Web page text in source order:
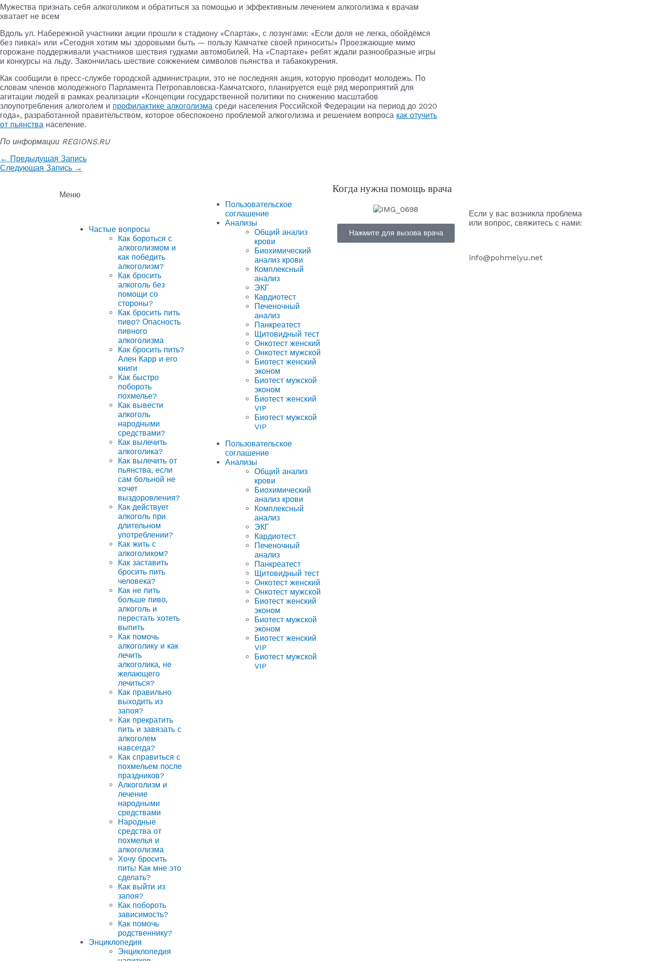
Мужества признать себя алкоголиком и обратиться за помощью и эффективным лечением алкоголизма к врачам
хватает не всем
Вдоль ул. Набережной участники акции прошли к стадиону «Спартак», с лозунгами: «Если доля не легка, обойдёмся
без пивка!» или «Сегодня хотим мы здоровыми быть — пользу Камчатке своей приносить!» Проезжающие мимо
горожане поддерживали участников шествия гудками автомобилей. На «Спартаке» ребят ждали разнообразные игры
и конкурсы на льду. Закончилась шествие сожжением символов пьянства и табакокурения.
Как сообщили в пресс-службе городской администрации, это не последняя акция, которую проводит молодежь. По
словам членов молодежного Парламента Петропавловска-Камчатского, планируется ещё ряд мероприятий для
агитации людей в рамках реализации «Концепции государственной политики по снижению масштабов
злоупотребления алкоголем и профилактике алкоголизма среди населения Российской Федерации на период до 2020
года», разработанной правительством, которое обеспокоено проблемой алкоголизма и решением вопроса как отучить
от пьянства население.
По информации REGIONS.RU
← Предыдущая Запись
Следующая Запись →
Меню
Частые вопросы
Как бороться с
алкоголизмом и
как победить
алкоголизм?
Как бросить
алкоголь без
помощи со
стороны?
Как бросить пить
пиво? Опасность
пивного
алкоголизма
Как бросить пить?
Ален Карр и его
книги
Как быстро
побороть
похмелье?
Как вывести
алкоголь
народными
средствами?
Как вылечить
алкоголика?
Как вылечить от
пьянства, если
сам больной не
хочет
выздоровления?
Как действует
алкоголь при
длительном
употреблении?
Как жить с
алкоголиком?
Как заставить
бросить пить
человека?
Как не пить
больше пиво,
алкоголь и
перестать хотеть
выпить
Как помочь
алкоголику и как
лечить
алкоголика, не
желающего
лечиться?
Как правильно
выходить из
запоя?
Как прекратить
пить и завязать с
алкоголем
навсегда?
Как справиться с
похмельем после
праздников?
Алкоголизм и
лечение
народными
средствами
Народные
средства от
похмелья и
алкоголизма
Хочу бросить
пить! Как мне это
сделать?
Как выйти из
запоя?
Как побороть
зависимость?
Как помочь
родственнику?
Энциклопедия
Энциклопедия
Пользовательское
соглашение
Анализы
Общий анализ
крови
Биохимический
анализ крови
Комплексный
анализ
ЭКГ
Кардиотест
Печеночный
анализ
Панкреатест
Щитовидный тест
Онкотест женский
Онкотест мужской
Биотест женский
эконом
Биотест мужской
эконом
Биотест женский
VIP
Биотест мужской
VIP
Пользовательское
соглашение
Анализы
Общий анализ
крови
Биохимический
анализ крови
Комплексный
анализ
ЭКГ
Кардиотест
Печеночный
анализ
Панкреатест
Щитовидный тест
Онкотест женский
Онкотест мужской
Биотест женский
эконом
Биотест мужской
эконом
Биотест женский
VIP
Биотест мужской
VIP
Когда нужна помощь врача
Нажмите для вызова врача
Если у вас возникла проблема
или вопрос, свяжитесь с нами:
info@pohmelyu.net